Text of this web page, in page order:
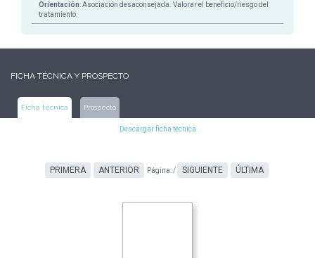
Orientación: Asociación desaconsejada. Valorar el beneficio/riesgo del
tratamiento.
FICHA TÉCNICA Y PROSPECTO
Ficha técnica Prospecto
Descargar ficha técnica
PRIMERA ANTERIOR Página:/ SIGUIENTE ÚLTIMA